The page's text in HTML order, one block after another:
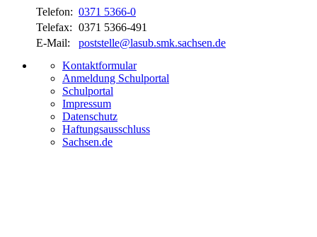
Telefon: 0371 5366-0
Telefax: 0371 5366-491
E-Mail:
poststelle@lasub.smk.sachsen.de
Kontaktformular
Anmeldung Schulportal
Schulportal
Impressum
Datenschutz
Haftungsausschluss
Sachsen.de